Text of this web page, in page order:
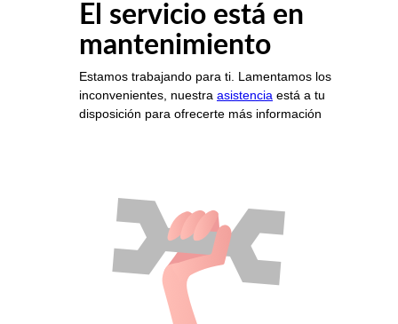
El servicio está en
mantenimiento
Estamos trabajando para ti. Lamentamos los
inconvenientes, nuestra asistencia está a tu
disposición para ofrecerte más información